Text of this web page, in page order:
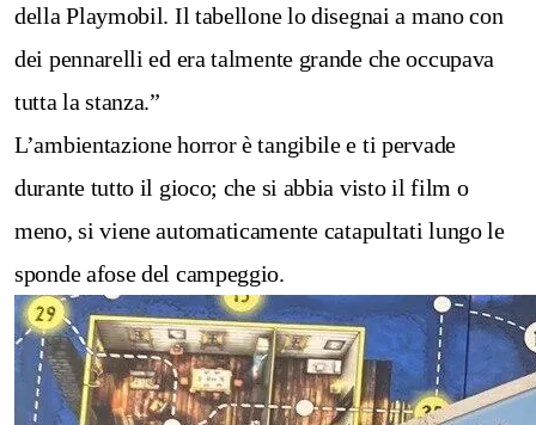
della Playmobil. Il tabellone lo disegnai a mano con
dei pennarelli ed era talmente grande che occupava
tutta la stanza.”
L’ambientazione horror è tangibile e ti pervade
durante tutto il gioco; che si abbia visto il film o
meno, si viene automaticamente catapultati lungo le
sponde afose del campeggio.